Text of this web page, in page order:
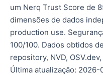
um Nerq Trust Score de
dimensões de dados
production use.
100/100. Dados obtidos
repository, NVD,
Última atualização: 2026-